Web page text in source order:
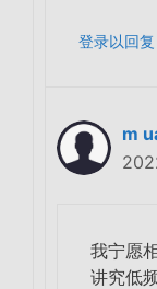
登录以回复
m
我宁愿
讲究低